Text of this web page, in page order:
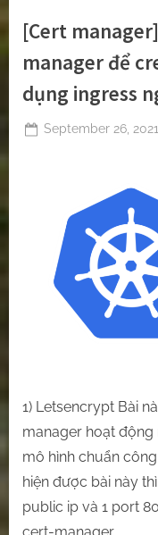
apply
yaml
tuỳ
tiện
sai
lên
[Cert
manager để
dụng ingress
Posted
September 26, 2021
1) Letsencrypt Bài
manager hoạt động
mô hình chuẩn
hiện được bài này
public ip và 1 port
cert-manager…